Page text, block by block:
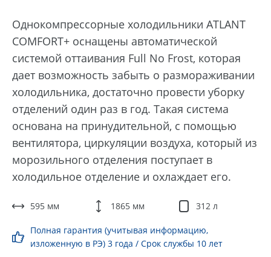
Однокомпрессорные холодильники ATLANT
COMFORT+ оснащены автоматической
системой оттаивания Full No Frost, которая
дает возможность забыть о размораживании
холодильника, достаточно провести уборку
отделений один раз в год. Такая система
основана на принудительной, с помощью
вентилятора, циркуляции воздуха, который из
морозильного отделения поступает в
холодильное отделение и охлаждает его.
595 мм 1865 мм 312 л
Полная гарантия (учитывая информацию,
изложенную в РЭ) 3 года / Срок службы 10 лет